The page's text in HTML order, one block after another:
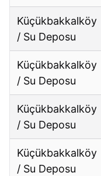
Küçükbakkalköy
/ Su Deposu
Küçükbakkalköy
/ Su Deposu
Küçükbakkalköy
/ Su Deposu
Küçükbakkalköy
/ Su Deposu